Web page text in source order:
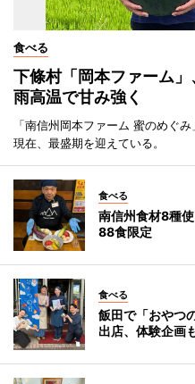
食べる
下條村「岡本ファーム
雨高温で甘み強く
「南信州岡本ファーム 蜜のめぐ
現在、最盛期を迎えている。
食べる
南信州食材8種
88食限定
食べる
飯田で「おやつ
出店、体験企画